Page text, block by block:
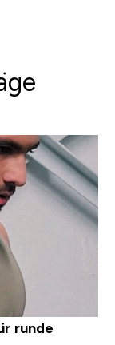
runde